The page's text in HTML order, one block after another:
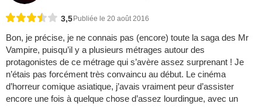
3,5 Publiée le 20 août 2016
Bon, je précise, je ne connais pas (encore) toute la saga des Mr
Vampire, puisqu’il y a plusieurs métrages autour des
protagonistes de ce métrage qui s’avère assez surprenant ! Je
n’étais pas forcément très convaincu au début. Le cinéma
d’horreur comique asiatique, j’avais vraiment peur d’assister
encore une fois à quelque chose d’assez lourdingue, avec un